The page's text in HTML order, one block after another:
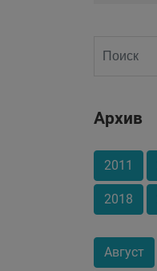
Архив
2011
2018
Август